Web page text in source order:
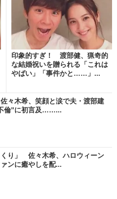
印象的すぎ！ 渡部健、猟奇的
な結婚祝いを贈られる「これは
やばい」「事件かと……」...
々木希、笑顔と涙で夫・渡部建
倫”に初言及……...
くり」 佐々木希、ハロウィーン
ンに癒やしを配...